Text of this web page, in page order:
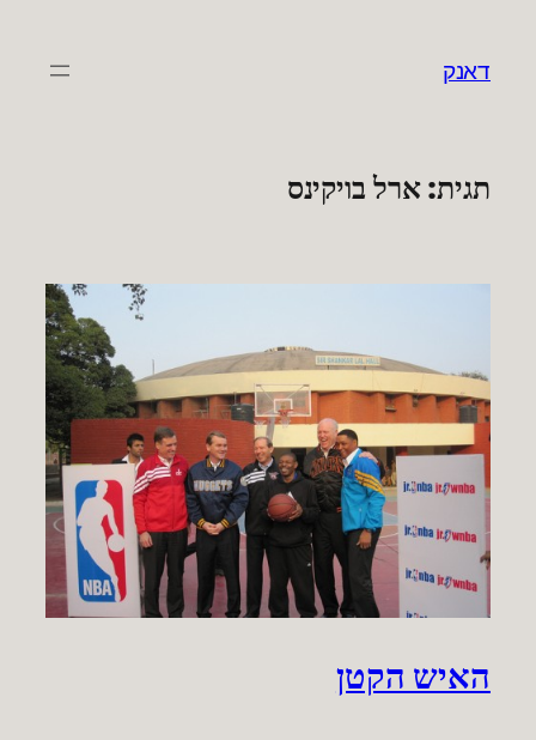
דאנק
תגית:ארל בויקינס
האיש הקטן